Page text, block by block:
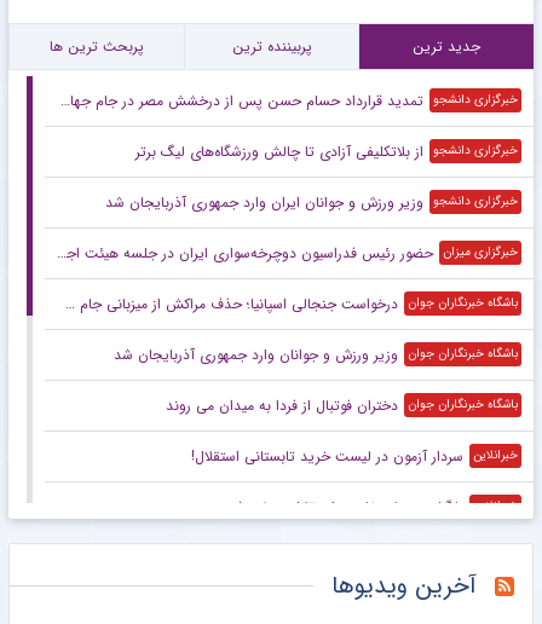
جدید ترین پربیننده ترین پربحث ترین ها
خبرگزاری دانشجو تمدید قرارداد حسام حسن پس از درخشش مصر در جام جهانی
خبرگزاری دانشجو از بلاتکلیفی آزادی تا چالش ورزشگاه‌های لیگ برتر
خبرگزاری دانشجو وزیر ورزش و جوانان ایران وارد جمهوری آذربایجان شد
خبرگزاری میزان حضور رئیس فدراسیون دوچرخه‌سواری ایران در جلسه هیئت اجرایی کنفدراسیون آسیا
باشگاه خبرنگاران جوان درخواست جنجالی اسپانیا؛ حذف مراکش از میزبانی جام جهانی ۲۰۳۰ کلید خورد
باشگاه خبرنگاران جوان وزیر ورزش و جوانان وارد جمهوری آذربایجان شد
باشگاه خبرنگاران جوان دختران فوتبال از فردا به میدان می روند
خبرانلاین سردار آزمون در لیست خرید تابستانی استقلال!
خبرانلاین بازگشت ستاره خارجی استقلال منتفی شد
ویدیو| تمرین رئال مادرید با حضور تازه واردها
آخرین ویدیوها